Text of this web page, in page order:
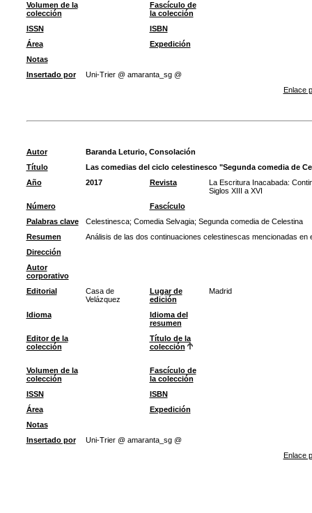
Volumen de la
colección
Fascículo de
la colección
ISSN
ISBN
Área
Expedición
Notas
Insertado por
Uni-Trier @ amaranta_sg @
Enlace
Autor
Baranda Leturio, Consolación
Título
Las comedias del ciclo celestinesco "Segunda comedia de
Año
2017 Revista
La Escritura Inacabada:
Siglos XIII a XVI
Número
Fascículo
Palabras clave
Celestinesca; Comedia Selvagia; Segunda comedia de Celestina
Resumen
Análisis de las dos continuaciones celestinescas mencionadas en
Dirección
Autor
corporativo
Editorial
Casa de
Velázquez
Lugar de
edición
Madrid
Idioma
Idioma del
resumen
Editor de la
colección
Título de la
colección
Volumen de la
colección
Fascículo de
la colección
ISSN
ISBN
Área
Expedición
Notas
Insertado por
Uni-Trier @ amaranta_sg @
Enlace